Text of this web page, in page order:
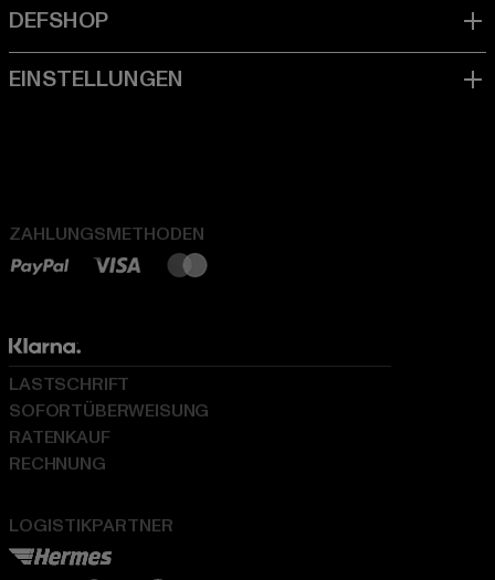
ZAHLUNGSMETHODEN
LOGISTIKPARTNER
LASTSCHRIFT
SOFORTÜBERWEISUNG
RATENKAUF
RECHNUNG